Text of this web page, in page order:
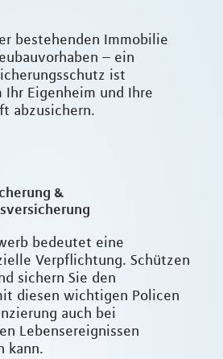
bestehenden Immobilie
– ein
ist
Ihr Eigenheim und Ihre
abzusichern.
&
bedeutet eine
Verpflichtung. Schützen
sichern Sie den
diesen wichtigen Policen
auch bei
Lebensereignissen
kann.